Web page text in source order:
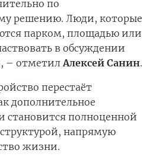
по
решению. Люди, которые
парком, площадью или
в обсуждении
– отметил Алексей Санин.
перестаёт
дополнительное
становится полноценной
напрямую
жизни.